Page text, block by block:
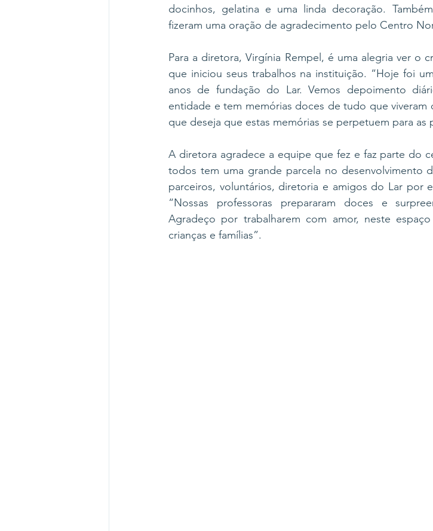
docinhos, gelatina e uma linda decoração.
fizeram uma oração de agradecimento pelo Centro
Para a diretora, Virgínia Rempel, é uma alegria ver o
que iniciou seus trabalhos na instituição. “Hoje foi
anos de fundação do Lar. Vemos depoimento
entidade e tem memórias doces de tudo que
que deseja que estas memórias se perpetuem para as
A diretora agradece a equipe que fez e faz parte do
todos tem uma grande parcela no desenvolvimento
parceiros, voluntários, diretoria e amigos do Lar por
“Nossas professoras prepararam doces e
Agradeço por trabalharem com amor, neste
crianças e famílias”.